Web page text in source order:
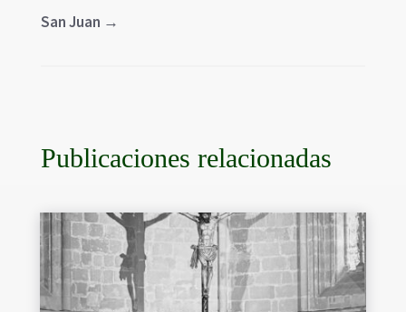
San Juan →
Publicaciones relacionadas